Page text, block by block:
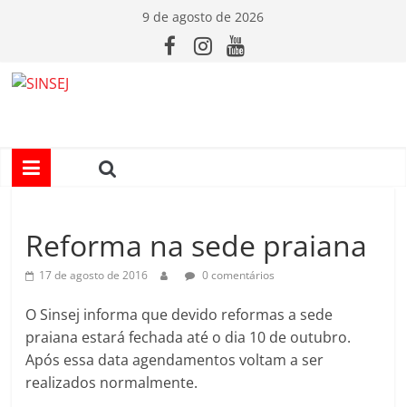
conteúdo
9 de agosto de 2026
I
S
E
Reforma na sede praiana
17 de agosto de 2016 0 comentários
O Sinsej informa que devido reformas a sede
praiana estará fechada até o dia 10 de outubro.
Após essa data agendamentos voltam a ser
realizados normalmente.